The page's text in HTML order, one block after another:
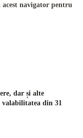
navigator pentru
dar și alte
din 31